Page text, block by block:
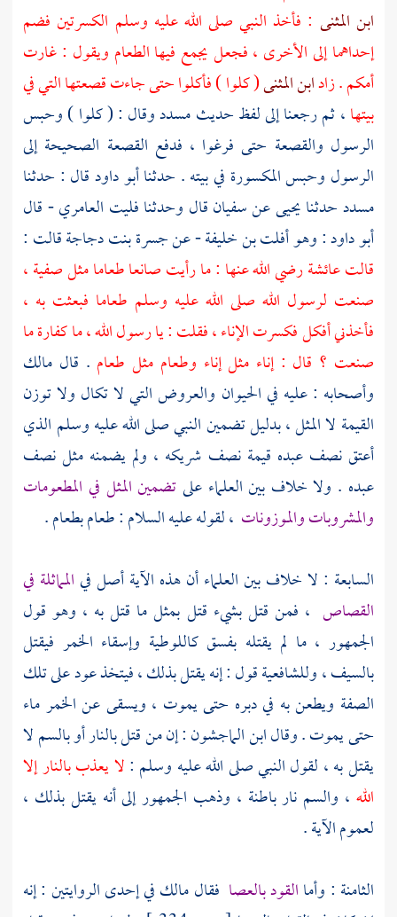
ابن المثنى : فأخذ النبي صلى الله عليه وسلم الكسرتين فضم
إحداهما إلى الأخرى ، فجعل يجمع فيها الطعام ويقول : غارت
أمكم . زادابن المثنى( كلوا ) فأكلوا حتى جاءت قصعتها التي في
بيتها، ثم رجعنا إلى لفظ حديثمسددوقال : ( كلوا ) وحبس
الرسول والقصعة حتى فرغوا ، فدفع القصعة الصحيحة إلى
الرسول وحبس المكسورة في بيته . حدثناأبو داودقال : حدثنا
مسددحدثنايحيىعنسفيانقال وحدثنافليت العامري- قال
أبو داود : وهو أفلت بن خليفة- عنجسرة بنت دجاجةقالت :
قالتعائشةرضي الله عنها : ما رأيت صانعا طعاما مثلصفية،
صنعت لرسول الله صلى الله عليه وسلم طعاما فبعثت به ،
فأخذني أفكل فكسرت الإناء ، فقلت : يا رسول الله ، ما كفارة ما
صنعت ؟ قال : إناء مثل إناء وطعام مثل طعام . قال مالك
وأصحابه : عليه في الحيوان والعروض التي لا تكال ولا توزن
القيمة لا المثل ، بدليل تضمين النبي صلى الله عليه وسلم الذي
أعتق نصف عبده قيمة نصف شريكه ، ولم يضمنه مثل نصف
عبده . ولا خلاف بين العلماء علىتضمين المثل في المطعومات
والمشروبات والموزونات ، لقوله عليه السلام : طعام بطعام .
السابعة : لا خلاف بين العلماء أن هذه الآية أصل فيالمماثلة في
القصاص ، فمن قتل بشيء قتل بمثل ما قتل به ، وهو قول
الجمهور ، ما لم يقتله بفسق كاللوطية وإسقاء الخمر فيقتل
بالسيف ، وللشافعية قول : إنه يقتل بذلك ، فيتخذ عود على تلك
الصفة ويطعن به في دبره حتى يموت ، ويسقى عن الخمر ماء
حتى يموت . وقالابن الماجشون: إن من قتل بالنار أو بالسم لا
يقتل به ، لقول النبي صلى الله عليه وسلم :لا يعذب بالنار إلا
الله ، والسم نار باطنة ، وذهب الجمهور إلى أنه يقتل بذلك ،
لعموم الآية .
الثامنة : وأماالقود بالعصا فقالمالكفي إحدى الروايتين : إنه